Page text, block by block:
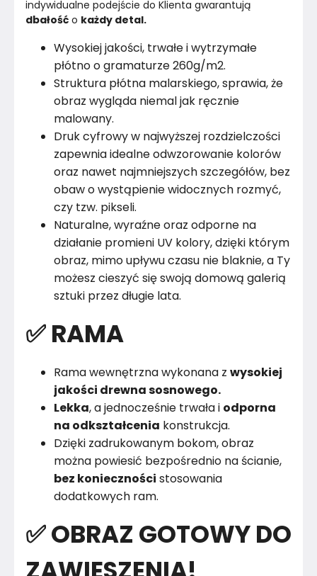
indywidualne podejście do Klienta gwarantują
dbałość o każdy detal.
Wysokiej jakości, trwałe i wytrzymałe
płótno o gramaturze 260g/m2.
Struktura płótna malarskiego, sprawia, że
obraz wygląda niemal jak ręcznie
malowany.
Druk cyfrowy w najwyższej rozdzielczości
zapewnia idealne odwzorowanie kolorów
oraz nawet najmniejszych szczegółów, bez
obaw o wystąpienie widocznych rozmyć,
czy tzw. pikseli.
Naturalne, wyraźne oraz odporne na
działanie promieni UV kolory, dzięki którym
obraz, mimo upływu czasu nie blaknie, a Ty
możesz cieszyć się swoją domową galerią
sztuki przez długie lata.
✅ RAMA
Rama wewnętrzna wykonana z wysokiej
jakości drewna sosnowego.
Lekka, a jednocześnie trwała i odporna
na odkształcenia konstrukcja.
Dzięki zadrukowanym bokom, obraz
można powiesić bezpośrednio na ścianie,
bez konieczności stosowania
dodatkowych ram.
✅ OBRAZ GOTOWY DO